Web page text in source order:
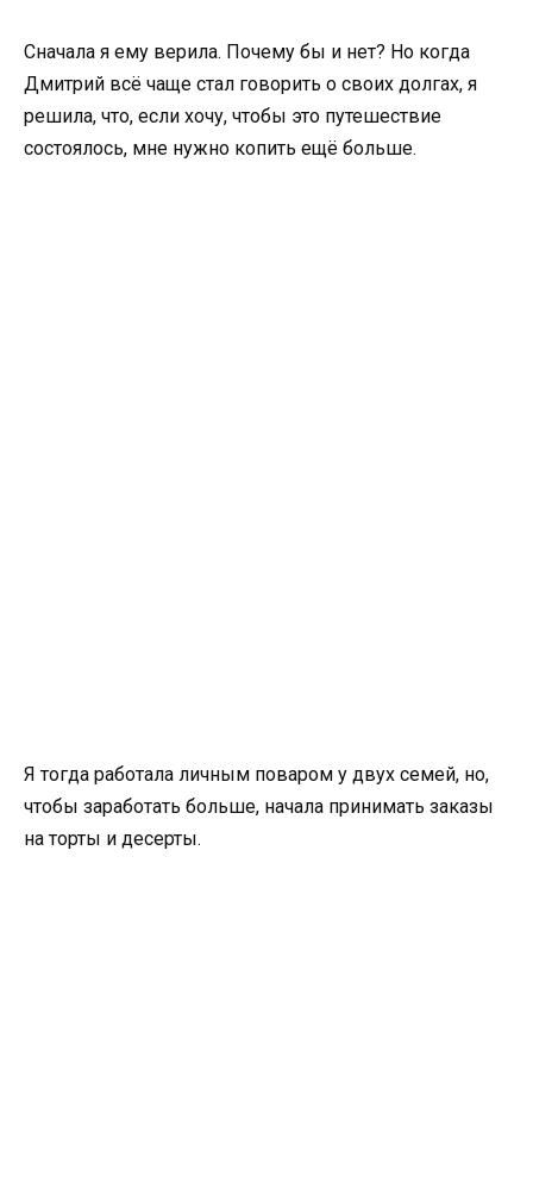
Сначала я ему верила. Почему бы и нет? Но когда
Дмитрий всё чаще стал говорить о своих долгах, я
решила, что, если хочу, чтобы это путешествие
состоялось, мне нужно копить ещё больше.
Я тогда работала личным поваром у двух семей, но,
чтобы заработать больше, начала принимать заказы
на торты и десерты.